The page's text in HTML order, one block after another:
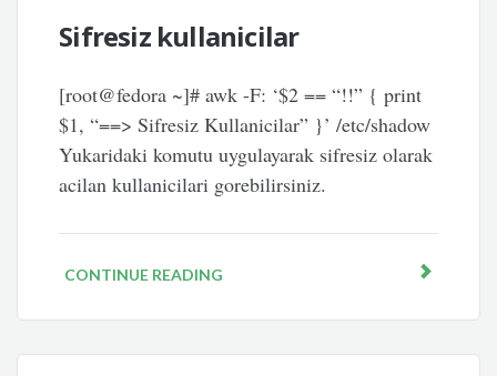
Sifresiz kullanicilar
[root@fedora ~]# awk -F: ‘$2 == “!!” { print
$1, “==> Sifresiz Kullanicilar” }’ /etc/shadow
Yukaridaki komutu uygulayarak sifresiz olarak
acilan kullanicilari gorebilirsiniz.
CONTINUE READING